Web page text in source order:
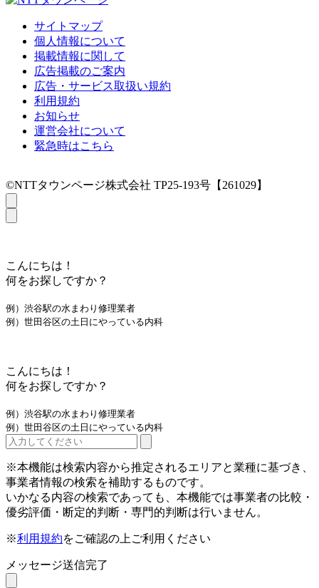
サイトマップ
個人情報について
掲載情報に関して
広告掲載のご案内
広告・サービス取扱い規約
利用規約
お知らせ
運営会社について
緊急時はこちら
©NTTタウンページ株式会社 TP25-193号【261029】
こんにちは！
何をお探しですか？
例）渋谷駅の水まわり修理業者
例）世田谷区の土日にやっている内科
こんにちは！
何をお探しですか？
例）渋谷駅の水まわり修理業者
例）世田谷区の土日にやっている内科
※本機能は検索内容から推定されるエリアと業種に基づき、
事業者情報の検索を補助するものです。
いかなる内容の検索であっても、本機能では事業者の比較・
優劣評価・断定的判断・専門的判断は行いません。
※利用規約をご確認の上ご利用ください
メッセージ送信完了